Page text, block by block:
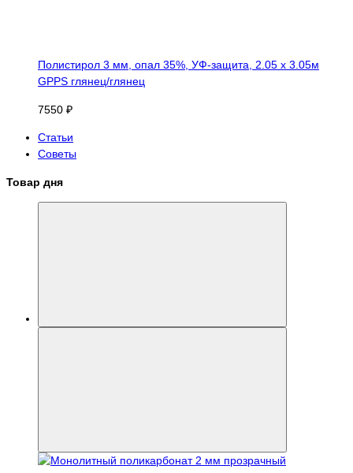
Полистирол 3 мм, опал 35%, УФ-защита, 2.05 х 3.05м
GPPS глянец/глянец
7550 ₽
Статьи
Советы
Товар дня